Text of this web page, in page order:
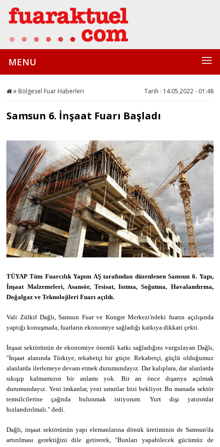
MENU
Bölgesel Fuar Haberleri Tarih : 14.05.2022 - 01:48
Samsun 6. İnşaat Fuarı Başladı
TÜYAP Tüm Fuarcılık Yapım AŞ tarafından düzenlenen Samsun 6. Yapı,
İnşaat Malzemeleri, Asansör, Tesisat, Isıtma, Soğutma, Havalandırma,
Doğalgaz ve Teknolojileri Fuarı açıldı.
Vali Zülkif Dağlı, Samsun Fuar ve Kongre Merkezi'ndeki fuarın açılışında
yaptığı konuşmada, fuarların ekonomiye sağladığı katkıya dikkati çekti.
İnşaat sektörünün de ekonomiye önemli katkı sağladığını vurgulayan Dağlı,
"İnşaat alanında Türkiye, rekabetçi bir güçte. Rekabetçi, güçlü olduğumuz
alanlarda ilerlemeye devam etmek durumundayız. Dar kalıplara, dar alanlarda
sıkışıp kalmamızın bir anlamı yok. Bir an önce dışarıya açılmak
durumundayız. Yeni imkanlar, yeni umutlar bizi bekliyor. Bu manada sektör
temsilcilerine çağrıda bulunmak istiyorum. Yurt dışı yatırımlar
hızlandırılmalı." dedi.
Dağlı, inşaat sektörünün yapı elemanlarına dönük üretiminin de Samsun'da
artırılması gerektiğini dile getirerek, "Bunları yapabilecek gücümüz de